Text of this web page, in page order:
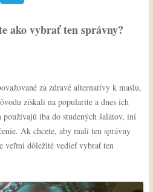
ako vybrať ten správny?
za zdravé alternatívy k maslu,
získali na popularite a dnes ich
iba do studených šalátov, iní
Ak chcete, aby mali ten správny
veľmi dôležité vedieť vybrať ten